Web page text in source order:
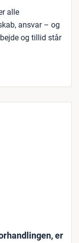
alle
ansvar – og
og tillid står
er